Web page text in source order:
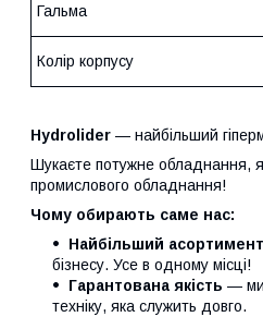
Гальма
Колір корпусу
Hydrolider — найбільший
Шукаєте потужне обладнання,
промислового обладнання!
Чому обирають саме нас:
Найбільший асортимент
бізнесу. Усе в одному місці!
Гарантована якість — ми
техніку, яка служить довго.